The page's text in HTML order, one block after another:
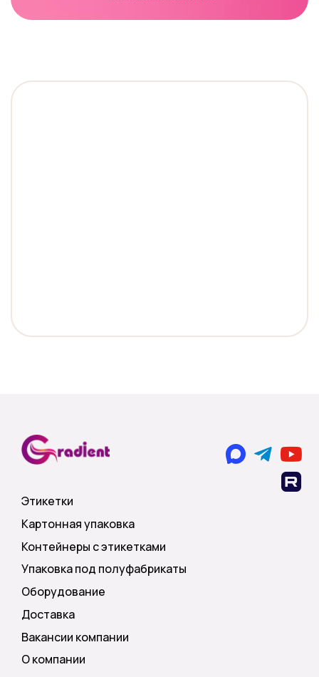
Этикетки
Картонная упаковка
Контейнеры с этикетками
Упаковка под полуфабрикаты
Оборудование
Доставка
Вакансии компании
О компании